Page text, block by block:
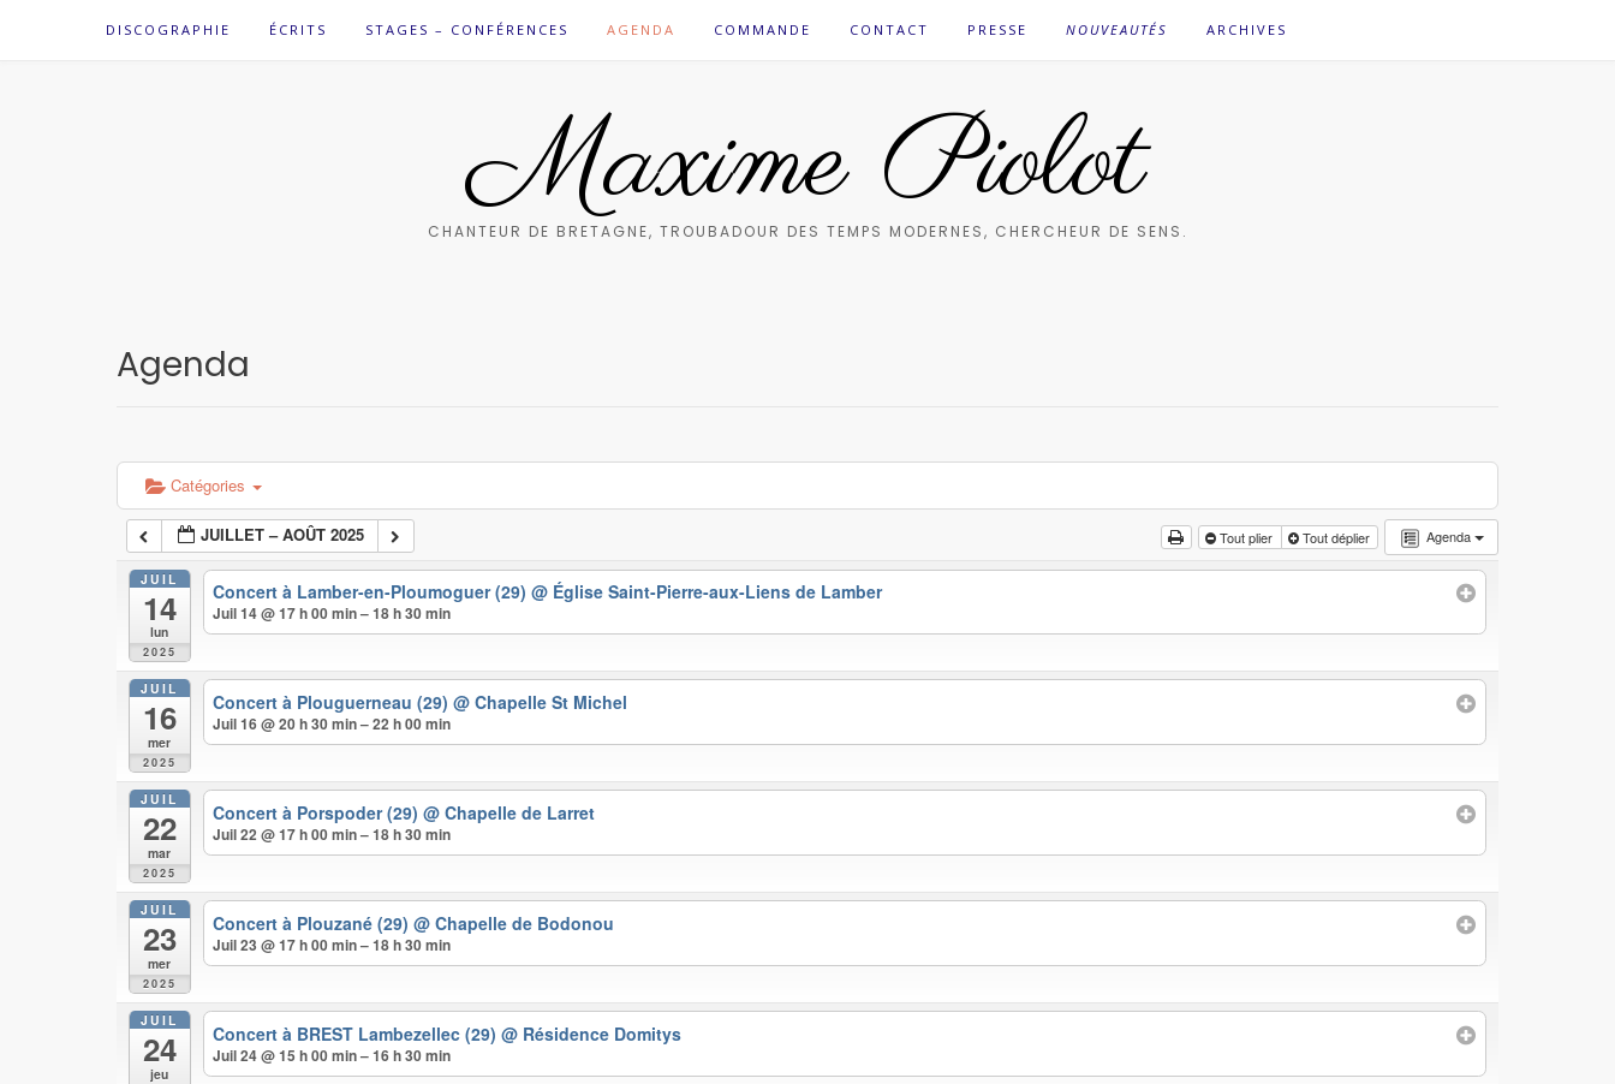
DISCOGRAPHIE ÉCRITS STAGES – CONFÉRENCES AGENDA COMMANDE CONTACT PRESSE NOUVEAUTÉS ARCHIVES
Maxime Piolot
CHANTEUR DE BRETAGNE, TROUBADOUR DES TEMPS MODERNES, CHERCHEUR DE SENS.
Agenda
Catégories
Agenda
JUILLET – AOÛT 2025 Tout plier Tout déplier
JUIL
14
lun
2025
Concert à Lamber-en-Ploumoguer (29)@ Église Saint-Pierre-aux-Liens de Lamber
Juil 14 @ 17 h 00 min – 18 h 30 min
JUIL
16
mer
2025
Concert à Plouguerneau (29)@ Chapelle St Michel
Juil 16 @ 20 h 30 min – 22 h 00 min
JUIL
22
mar
2025
Concert à Porspoder (29)@ Chapelle de Larret
Juil 22 @ 17 h 00 min – 18 h 30 min
JUIL
23
mer
2025
Concert à Plouzané (29)@ Chapelle de Bodonou
Juil 23 @ 17 h 00 min – 18 h 30 min
JUIL
24
jeu
Concert à BREST Lambezellec (29)@ Résidence Domitys
Juil 24 @ 15 h 00 min – 16 h 30 min